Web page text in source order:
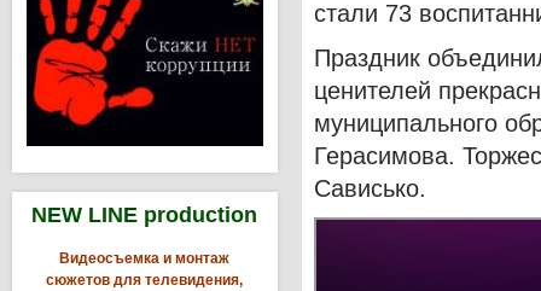
NEW LINE production
Видеосъемка и монтаж
сюжетов для телевидения,
стали 73
Праздник
ценителей
муниципального
Герасимова.
Сависько.